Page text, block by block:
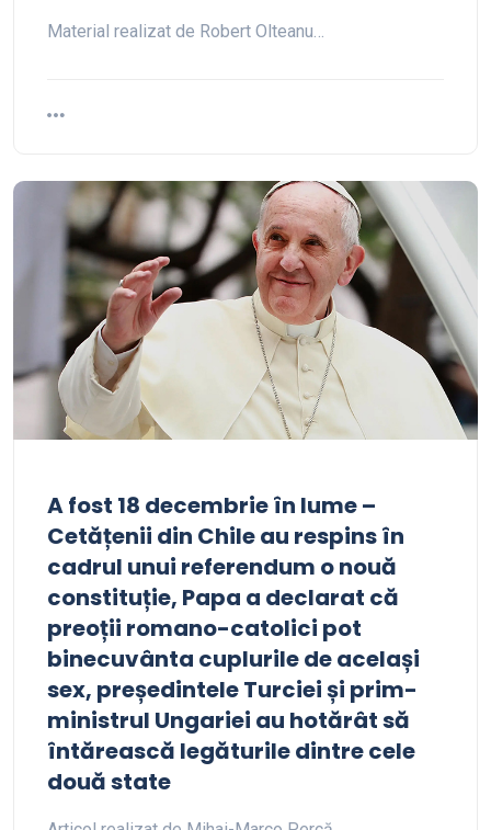
Material realizat de Robert Olteanu…
A fost 18 decembrie în lume –
Cetățenii din Chile au respins în
cadrul unui referendum o nouă
constituție, Papa a declarat că
preoții romano-catolici pot
binecuvânta cuplurile de același
sex, președintele Turciei și prim-
ministrul Ungariei au hotărât să
întărească legăturile dintre cele
două state